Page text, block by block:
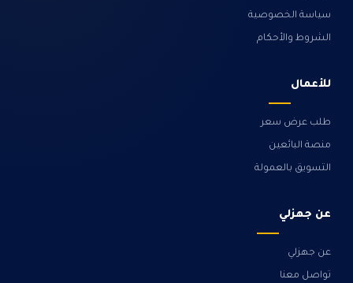
سياسة الخصوصية
الشروط والأحكام
للأعمال
طلب عرض سعر
منصة البائعين
التسويق بالعمولة
عن جهزلي
عن جهزلي
تواصل معنا